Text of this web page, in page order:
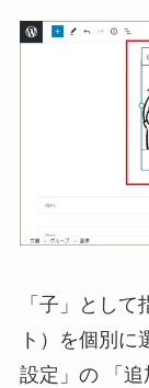
「子」とし
ト）を個別
設定」の 「